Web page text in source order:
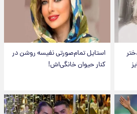
استایل تمام‌صورتی نفیسه روشن در
کنار حیوان خانگی‌اش!